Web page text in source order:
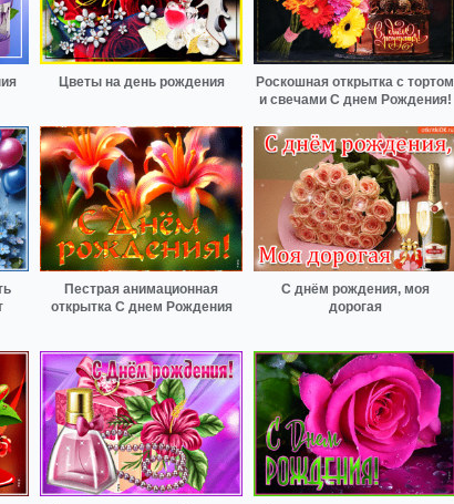
Цветы на день рождения
Роскошная открытка с тортом
и свечами С днем Рождения!
Пестрая анимационная
открытка С днем Рождения
С днём рождения, моя
дорогая